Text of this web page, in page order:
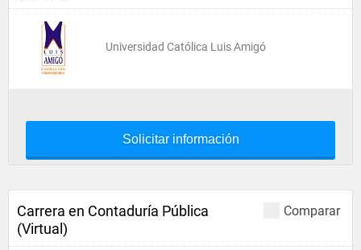
Universidad Católica Luis Amigó
Solicitar información
Comparar
Carrera en Contaduría Pública
(Virtual)